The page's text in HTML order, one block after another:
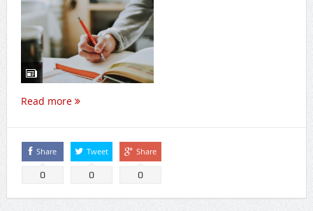
Read more
Share
0
Tweet
0
Share
0